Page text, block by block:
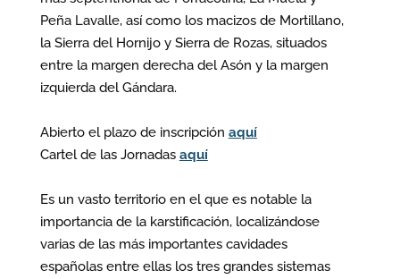
Peña Lavalle, así como los macizos de Mortillano,
la Sierra del Hornijo y Sierra de Rozas, situados
entre la margen derecha del Asón y la margen
izquierda del Gándara.
Abierto el plazo de inscripción aquí
Cartel de las Jornadas aquí
Es un vasto territorio en el que es notable la
importancia de la karstificación, localizándose
varias de las más importantes cavidades
españolas entre ellas los tres grandes sistemas